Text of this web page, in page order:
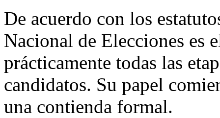
De acuerdo con los
Nacional de Elecciones es
prácticamente todas las
candidatos. Su papel
una contienda formal.